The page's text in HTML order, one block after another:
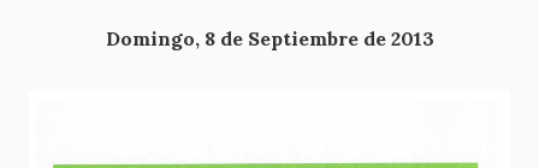
Domingo, 8 de Septiembre de 2013